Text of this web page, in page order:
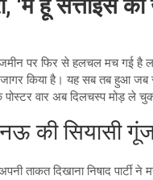
‘मैं हूं सत्ताईस
पर फिर से हलचल मच गई है
किया है। यह सब तब हुआ जब
पोस्टर वार अब दिलचस्प मोड़ ले
की सियासी
ताकत दिखाना निषाद पार्टी